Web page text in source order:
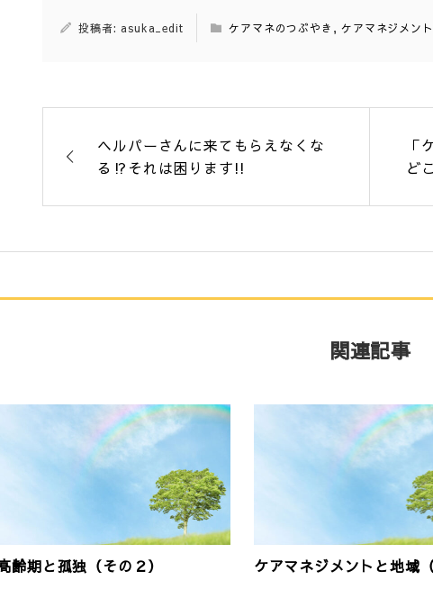
投稿者: asuka_edit ケアマネのつぶやき ,ケアマネジメント
ヘルパーさんに来てもらえなくな
る⁉それは困ります!!
「
ど
関連記事
齢期と孤独（その２） ケアマネジメントと地域（